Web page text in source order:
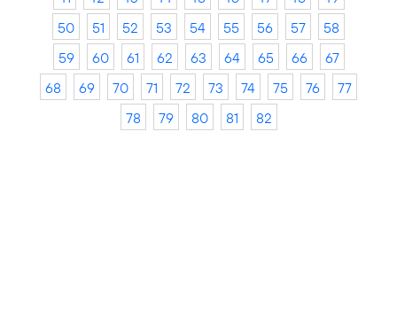
50
51 52 53 54 55 56 57
58
59
60 61 62 63 64 65 66
67
68
69 70 71 72 73 74 75 76
77
78
79 80 81 82